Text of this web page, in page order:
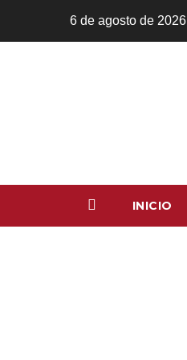
6 de agosto de 2026
INICIO